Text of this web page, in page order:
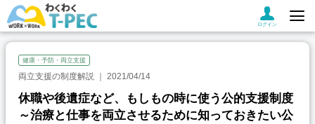
ログイン
健康・予防・両立支援
両立支援の制度解説 2021/04/14
休職や後遺症など、もしもの時に使う公的支援制度
～治療と仕事を両立させるために知っておきたい公